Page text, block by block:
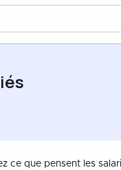
ce que pensent les